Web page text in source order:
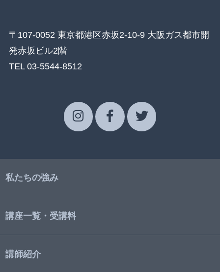
〒107-0052 東京都港区赤坂2-10-9 大阪ガス都市開
発赤坂ビル2階
TEL 03-5544-8512
私たちの強み
講座一覧・受講料
講師紹介